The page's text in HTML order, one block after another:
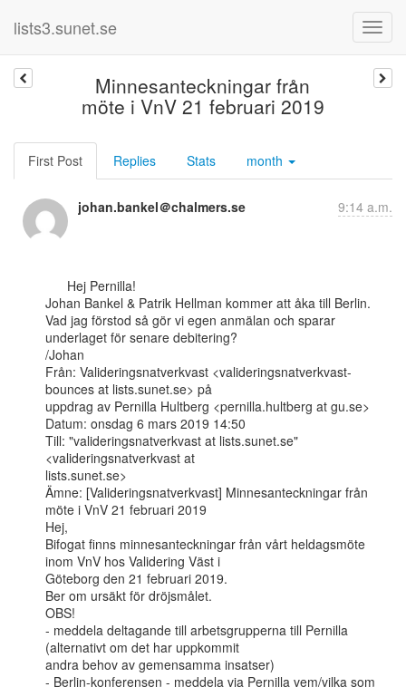
lists3.sunet.se
Minnesanteckningar från
möte i VnV 21 februari 2019
First Post Replies Stats month
johan.bankel＠chalmers.se 9:14 a.m.
Johan Bankel & Patrik Hellman kommer att åka till Berlin.
Vad jag förstod så gör vi egen anmälan och sparar
underlaget för senare debitering?
/Johan
Från: Valideringsnatverkvast <valideringsnatverkvast-
bounces at lists.sunet.se> på
uppdrag av Pernilla Hultberg <pernilla.hultberg at gu.se>
Datum: onsdag 6 mars 2019 14:50
Till: "valideringsnatverkvast at lists.sunet.se"
<valideringsnatverkvast at
lists.sunet.se>
Ämne: [Valideringsnatverkvast] Minnesanteckningar från
möte i VnV 21 februari 2019
Hej,
Bifogat finns minnesanteckningar från vårt heldagsmöte
inom VnV hos Validering Väst i
Göteborg den 21 februari 2019.
Ber om ursäkt för dröjsmålet.
OBS!
- meddela deltagande till arbetsgrupperna till Pernilla
(alternativt om det har uppkommit
andra behov av gemensamma insatser)
- Berlin-konferensen - meddela via Pernilla vem/vilka som